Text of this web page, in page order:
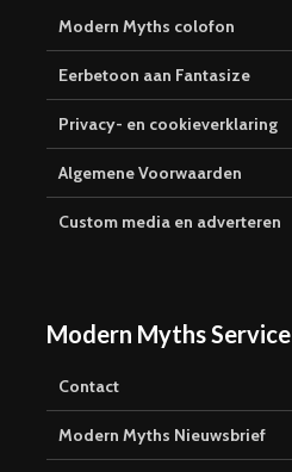
Modern Myths colofon
Eerbetoon aan Fantasize
Privacy- en cookieverklaring
Algemene Voorwaarden
Custom media en adverteren
Modern Myths Service
Contact
Modern Myths Nieuwsbrief